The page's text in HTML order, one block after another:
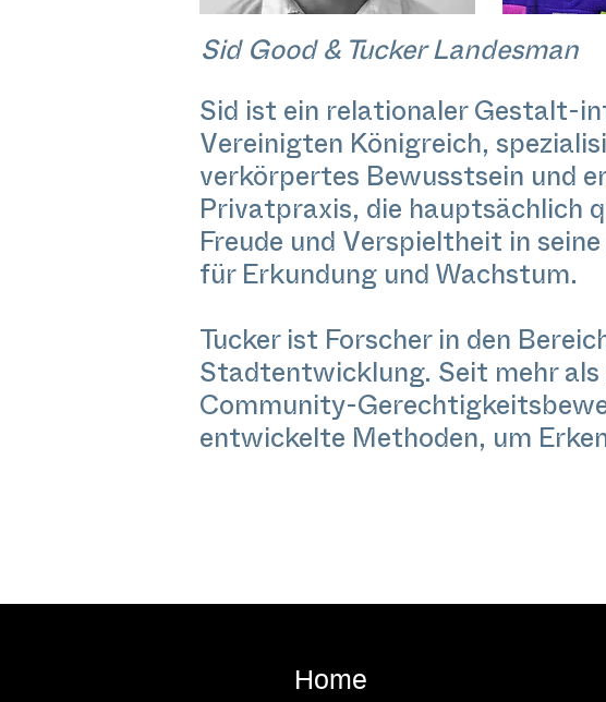
Sid Good & Tucker Landesman
Sid ist ein relationaler Gestalt-
Vereinigten Königreich,
verkörpertes Bewusstsein und
Privatpraxis, die hauptsächlich
Freude und Verspieltheit in
für Erkundung und Wachstum.
Tucker ist Forscher in den
Stadtentwicklung. Seit mehr als
Community-
entwickelte Methoden, um
Home